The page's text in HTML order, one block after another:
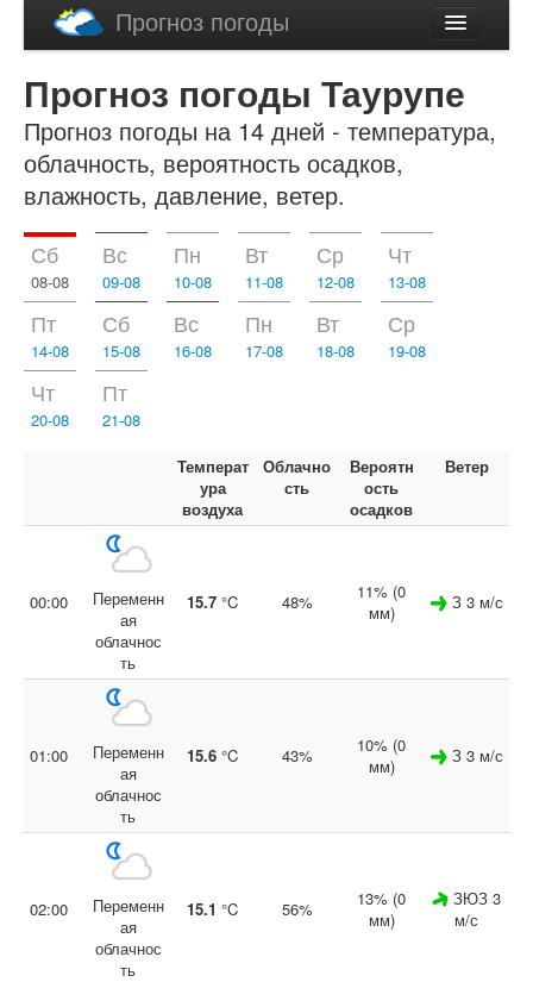
Прогноз погоды
English
Прогноз погоды Таурупе
Прогноз погоды на 14 дней - температура,
облачность, вероятность осадков,
влажность, давление, ветер.
Сб
08-08
Вс
09-08
Пн
10-08
Вт
11-08
Ср
12-08
Чт
13-08
Пт
14-08
Сб
15-08
Вс
16-08
Пн
17-08
Вт
18-08
Ср
19-08
Чт
20-08
Пт
21-08
Температ
ура
воздуха
Облачно
сть
Вероятн
ость
осадков
Ветер
00:00
Переменн
ая
облачнос
ть
15.7 °C 48%
11% (0
мм)
З 3 м/с
01:00
Переменн
ая
облачнос
ть
15.6 °C 43%
10% (0
мм)
З 3 м/с
02:00
Переменн
ая
облачнос
ть
15.1 °C 56%
13% (0
мм)
ЗЮЗ 3
м/с